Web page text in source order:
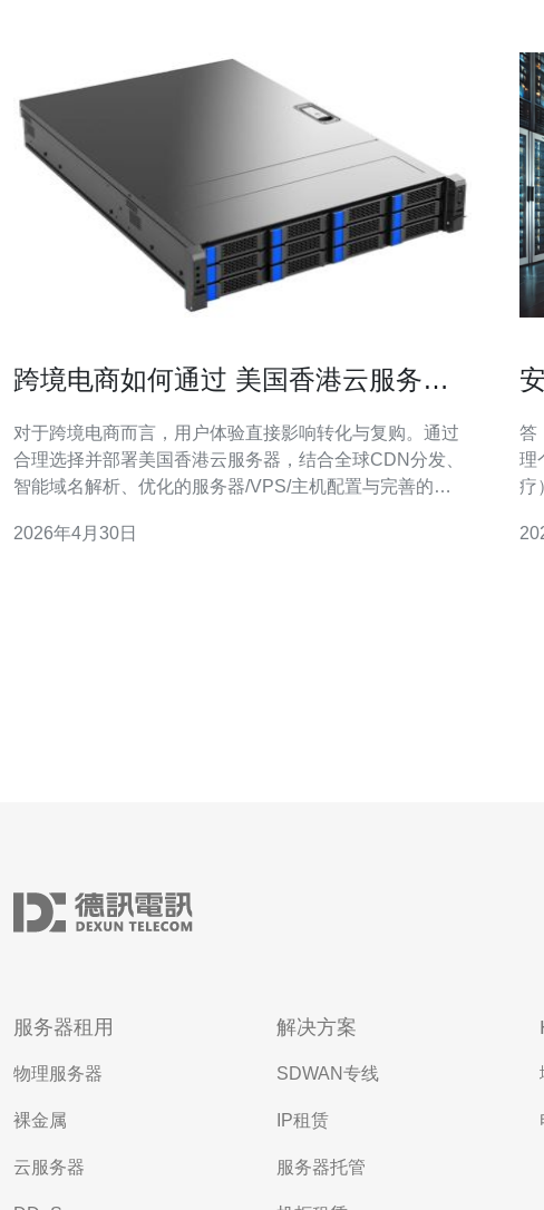
跨境电商如何通过 美国香港云服务器
对于跨境电商而言，用户体验直接影响转化与复购。通过
合理选择并部署美国香港云服务器，结合全球CDN分发、
智能域名解析、优化的服务器/VPS/主机配置与完善的
与安全性，从而提升海外用户的加载速度和下单成功率。
2026年4月30日
答
理
疗
需
服务器租用
物理服务器
裸金属
云服务器
解决方案
SDWAN专线
IP租赁
服务器托管